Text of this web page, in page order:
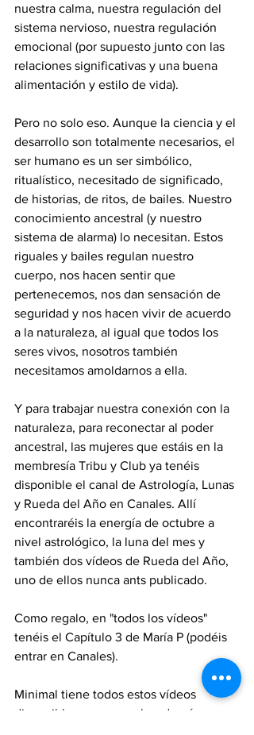
nuestra calma, nuestra regulación del
sistema nervioso, nuestra regulación
emocional (por supuesto junto con las
relaciones significativas y una buena
alimentación y estilo de vida).
Pero no solo eso. Aunque la ciencia y el
desarrollo son totalmente necesarios, el
ser humano es un ser simbólico,
ritualístico, necesitado de significado,
de historias, de ritos, de bailes. Nuestro
conocimiento ancestral (y nuestro
sistema de alarma) lo necesitan. Estos
riguales y bailes regulan nuestro
cuerpo, nos hacen sentir que
pertenecemos, nos dan sensación de
seguridad y nos hacen vivir de acuerdo
a la naturaleza, al igual que todos los
seres vivos, nosotros también
necesitamos amoldarnos a ella.
Y para trabajar nuestra conexión con la
naturaleza, para reconectar al poder
ancestral, las mujeres que estáis en la
membresía Tribu y Club ya tenéis
disponible el canal de Astrología, Lunas
y Rueda del Año en Canales. Allí
encontraréis la energía de octubre a
nivel astrológico, la luna del mes y
también dos vídeos de Rueda del Año,
uno de ellos nunca ants publicado.
Como regalo, en "todos los vídeos"
tenéis el Capítulo 3 de María P (podéis
entrar en Canales).
Minimal tiene todos estos vídeos
disponibles en su canal y además,